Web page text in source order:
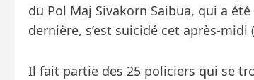
du Pol Maj Sivakorn Saibua, qui a
dernière, s’est suicidé cet après-
Il fait partie des 25 policiers qui se